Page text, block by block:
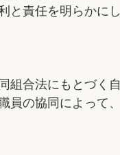
と責任を明らかにし
組合法にもとづく自
の協同によって、